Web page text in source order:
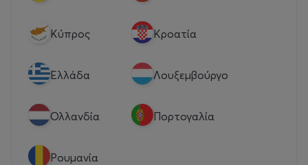
Κύπρος Κροατία
Eλλάδα Λουξεμβούργο
Ολλανδία Πορτογαλία
Ρουμανία